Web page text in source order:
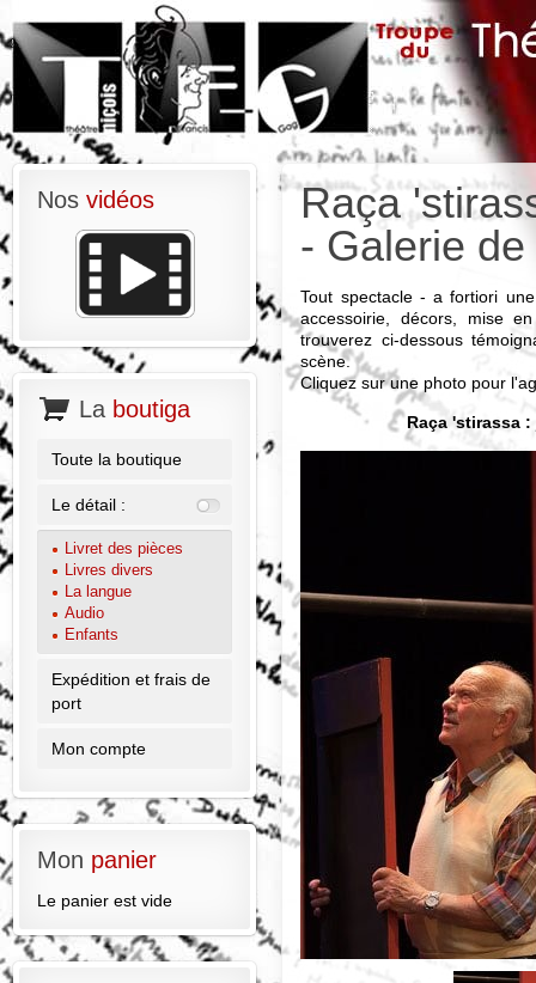
Raça
- Galerie
Tout spectacle - a fortiori
accessoirie, décors, mise
trouverez ci-dessous
scène.
Cliquez sur une photo pour
Raça 'stirassa
Nos vidéos
La boutiga
Toute la boutique
Le détail :
Livret des pièces
Livres divers
La langue
Audio
Enfants
Expédition et frais de
port
Mon compte
Mon panier
Le panier est vide